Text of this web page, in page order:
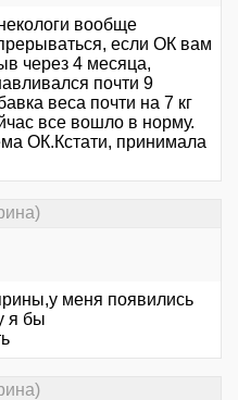
вообще
если ОК вам
через 4 месяца,
почти 9
веса почти на 7 кг
все вошло в норму.
ОК.Кстати, принимала
меня появились
я бы